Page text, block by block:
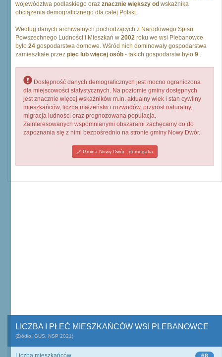
województwa podlaskiego oraz znacznie większy od wskażnika
obciążenia demograficznego dla całej Polski.
Według danych archiwalnych pochodzących z Narodowego Spisu
Powszechnego Ludności i Mieszkań w 2002 roku we wsi Plebanowce
było 24 gospodarstwa domowe. Wśród nich dominowały gospodarstwa
zamieszkałe przez pięc lub więcej osób - takich gospodarstw było 9 .
Dostępność danych demograficznych jest mocno ograniczona
dla miejscowości statystycznych. Na poziomie gminy dostępnych
jest znacznie więcej wskaźników m.in. aktualny wiek i stan cywilny
mieszkańców, liczba małżeństw i rozwodów, przyrost naturalny,
migracja ludności oraz prognozowana populacja.
Zainteresowanych wspomnianymi obszarami zachęcamy do do
zapoznania się z nimi bezpośrednio na stronie gminy Nowy Dwór.
Gmina Nowy Dwór - demogafia
LICZBA I PŁEĆ MIESZKAŃCÓW WSI PLEBANOWCE
(Źródło: GUS, NSP 2021)
Liczba mieszkańców